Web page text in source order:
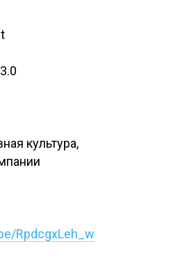
культура,
RpdcgxLeh_w